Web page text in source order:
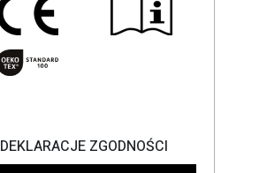
DEKLARACJE ZGODNOŚCI